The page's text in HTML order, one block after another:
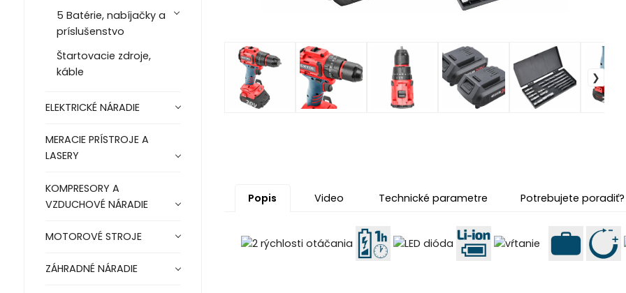
5 Batérie, nabíjačky a
príslušenstvo
Štartovacie zdroje,
káble
ELEKTRICKÉ NÁRADIE
MERACIE PRÍSTROJE A
LASERY
KOMPRESORY A
VZDUCHOVÉ NÁRADIE
MOTOROVÉ STROJE
ZÁHRADNÉ NÁRADIE
Popis Video Technické parametre Potrebujete poradiť?